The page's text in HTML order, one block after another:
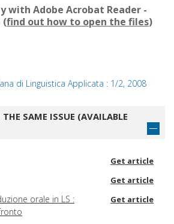
with Adobe Acrobat Reader -
(find out how to open the files)
di Linguistica Applicata : 1/2, 2008
THE SAME ISSUE (AVAILABLE
Get article
Get article
orale in LS :
Get article